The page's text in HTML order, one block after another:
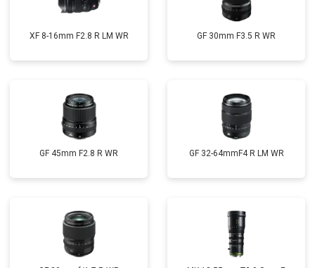
XF 8-16mm F2.8 R LM WR GF 30mm F3.5 R WR
GF 45mm F2.8 R WR GF 32-64mmF4 R LM WR